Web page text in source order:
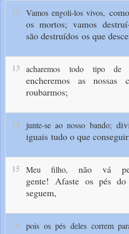
12 Vamos engoli-los vivos,
os mortos;vamos
são destruídos os que
13 acharemos todo tipo de
encheremos as nossas
roubarmos;
14 junte-se ao nosso bando;
iguais tudo o que
15 Meu filho, não vá
gente! Afaste os pés
seguem,
16 pois os pés deles correm